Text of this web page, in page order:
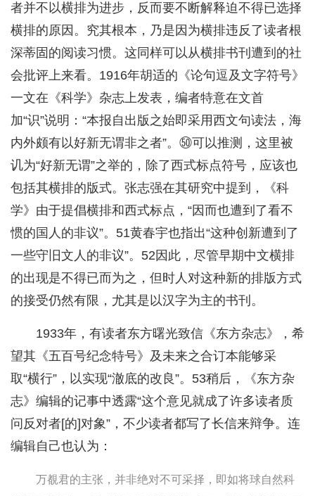
者并不以横排为进步，反而要不断解释迫不得已选择
横排的原因。究其根本，乃是因为横排违反了读者根
深蒂固的阅读习惯。这同样可以从横排书刊遭到的社
会批评上来看。1916年胡适的《论句逗及文字符号》
一文在《科学》杂志上发表，编者特意在文首
加“识”说明：“本报自出版之始即采用西文句读法，海
内外颇有以好新无谓非之者”。㊿可以推测，这里被
讥为“好新无谓”之举的，除了西式标点符号，应该也
包括其横排的版式。张志强在其研究中提到，《科
学》由于提倡横排和西式标点，“因而也遭到了看不
惯的国人的非议”。51黄春宇也指出“这种创新遭到了
一些守旧文人的非议”。52因此，尽管早期中文横排
的出现是不得已而为之，但时人对这种新的排版方式
的接受仍然有限，尤其是以汉字为主的书刊。
1933年，有读者东方曙光致信《东方杂志》，希
望其《五百号纪念特号》及未来之合订本能够采
取“横行”，以实现“澈底的改良”。53稍后，《东方杂
志》编辑的记事中透露“这个意见就成了许多读者质
问反对者[的]对象”，不少读者都写了长信来辩争。连
编辑自己也认为：
万覩君的主张，并非绝对不可采择，即如将球自然科